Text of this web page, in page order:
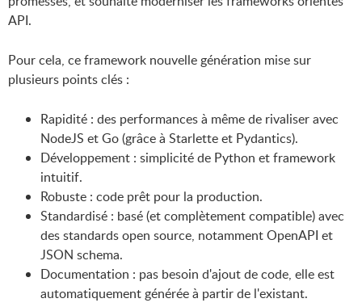
API.
Pour cela, ce framework nouvelle génération mise sur
plusieurs points clés :
Rapidité : des performances à même de rivaliser avec
NodeJS et Go (grâce à Starlette et Pydantics).
Développement : simplicité de Python et framework
intuitif.
Robuste : code prêt pour la production.
Standardisé : basé (et complètement compatible) avec
des standards open source, notamment OpenAPI et
JSON schema.
Documentation : pas besoin d'ajout de code, elle est
automatiquement générée à partir de l'existant.